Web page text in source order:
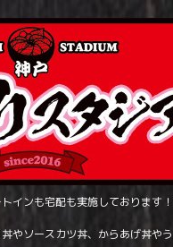
インも宅配も実施しております！
やソースカツ丼、からあげ丼や